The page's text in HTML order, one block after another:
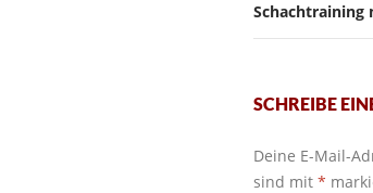
Schachtraining
SCHREIBE
Deine E-Mail-
sind mit *